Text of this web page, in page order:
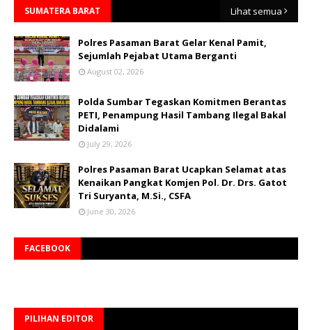
SUMATERA BARAT Lihat semua
Polres Pasaman Barat Gelar Kenal Pamit,
Sejumlah Pejabat Utama Berganti
August 02, 2026
Polda Sumbar Tegaskan Komitmen Berantas
PETI, Penampung Hasil Tambang Ilegal Bakal
Didalami
July 29, 2026
Polres Pasaman Barat Ucapkan Selamat atas
Kenaikan Pangkat Komjen Pol. Dr. Drs. Gatot
Tri Suryanta, M.Si., CSFA
June 30, 2026
FACEBOOK
PILIHAN EDITOR